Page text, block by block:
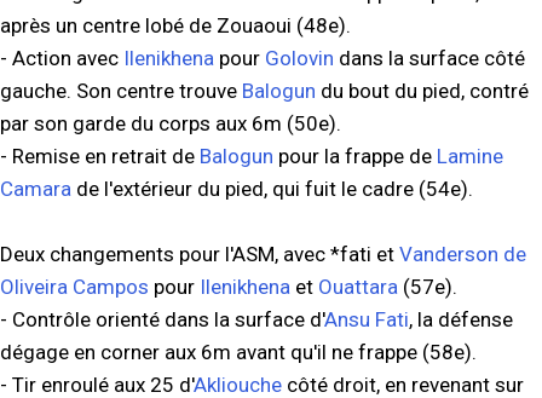
après un centre lobé de Zouaoui (48e).
- Action avec Ilenikhena pour Golovin dans la surface côté
gauche. Son centre trouve Balogun du bout du pied, contré
par son garde du corps aux 6m (50e).
- Remise en retrait de Balogun pour la frappe de Lamine
Camara de l'extérieur du pied, qui fuit le cadre (54e).
Deux changements pour l'ASM, avec *fati et Vanderson de
Oliveira Campos pour Ilenikhena et Ouattara (57e).
- Contrôle orienté dans la surface d'Ansu Fati, la défense
dégage en corner aux 6m avant qu'il ne frappe (58e).
- Tir enroulé aux 25 d'Akliouche côté droit, en revenant sur